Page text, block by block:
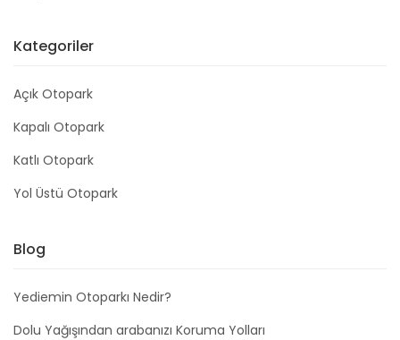
Kategoriler
Açık Otopark
Kapalı Otopark
Katlı Otopark
Yol Üstü Otopark
Blog
Yediemin Otoparkı Nedir?
Dolu Yağışından arabanızı Koruma Yolları